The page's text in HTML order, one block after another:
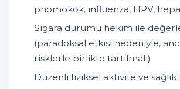
pnömokok, influenza, HPV,
Sigara durumu hekim ile
(paradoksal etkisi nedeniyle,
risklerle birlikte tartılmalı)
Düzenli fiziksel aktivite ve